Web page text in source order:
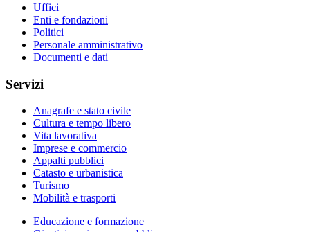
Uffici
Enti e fondazioni
Politici
Personale amministrativo
Documenti e dati
Servizi
Anagrafe e stato civile
Cultura e tempo libero
Vita lavorativa
Imprese e commercio
Appalti pubblici
Catasto e urbanistica
Turismo
Mobilità e trasporti
Educazione e formazione